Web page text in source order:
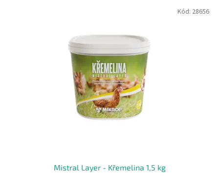
Mistral Layer - Křemelina 1,5 kg
Kód: 28656